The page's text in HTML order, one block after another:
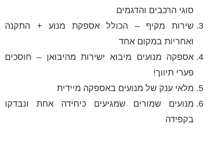
סוגי הרכבים והדגמים
שירות מקיף – הכולל אספקת מנוע + התקנה
ואחריות במקום אחד
אספקה מנועים מיבוא ישירות מהיבואן – חוסכים
פערי תיווך!
מלאי ענק של מנועים באספקה מיידית
מנועים שמורים שמגיעים כיחידה אחת ונבדקו
בקפידה